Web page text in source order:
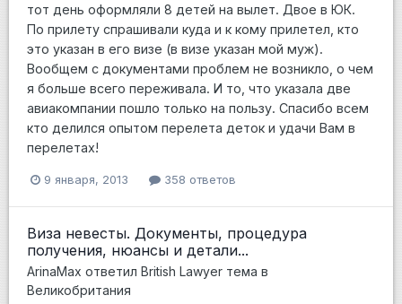
тот день оформляли 8 детей на вылет. Двое в ЮК.
По прилету спрашивали куда и к кому прилетел, кто
это указан в его визе (в визе указан мой муж).
Вообщем с документами проблем не возникло, о чем
я больше всего переживала. И то, что указала две
авиакомпании пошло только на пользу. Спасибо всем
кто делился опытом перелета деток и удачи Вам в
перелетах!
9 января, 2013 358 ответов
Виза невесты. Документы, процедура
получения, нюансы и детали...
ArinaMax ответил British Lawyer тема в
Великобритания